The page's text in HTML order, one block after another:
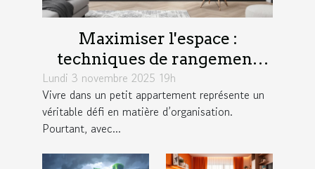
Maximiser l'espace :
techniques de rangement
pour petits appartements
Lundi 3 novembre 2025 19h
Vivre dans un petit appartement représente un
véritable défi en matière d’organisation.
Pourtant, avec...